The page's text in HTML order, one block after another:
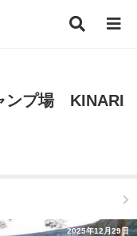
ンプ場 KINARI
2025年12月29日